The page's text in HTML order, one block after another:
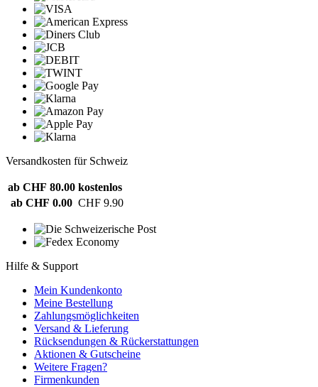
Versandkosten für Schweiz
ab CHF 80.00 kostenlos
ab CHF 0.00 CHF 9.90
Hilfe & Support
Mein Kundenkonto
Meine Bestellung
Zahlungsmöglichkeiten
Versand & Lieferung
Rücksendungen & Rückerstattungen
Aktionen & Gutscheine
Weitere Fragen?
Firmenkunden